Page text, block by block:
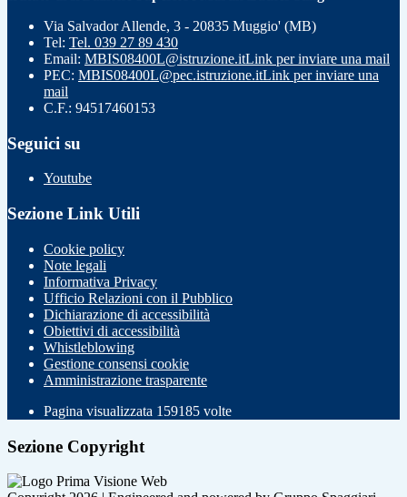
Via Salvador Allende, 3 - 20835 Muggio' (MB)
Tel: Tel. 039 27 89 430
Email: MBIS08400L@istruzione.itLink per inviare una mail
PEC: MBIS08400L@pec.istruzione.itLink per inviare una
mail
C.F.: 94517460153
Seguici su
Youtube
Sezione Link Utili
Cookie policy
Note legali
Informativa Privacy
Ufficio Relazioni con il Pubblico
Dichiarazione di accessibilità
Obiettivi di accessibilità
Whistleblowing
Gestione consensi cookie
Amministrazione trasparente
Pagina visualizzata 159185 volte
Sezione Copyright